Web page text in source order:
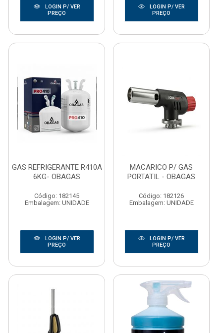
LOGIN P/ VER
PREÇO
LOGIN P/ VER
PREÇO
GAS REFRIGERANTE R410A
6KG- OBAGAS
Código: 182145
Embalagem: UNIDADE
LOGIN P/ VER
PREÇO
MACARICO P/ GAS
PORTATIL - OBAGAS
Código: 182126
Embalagem: UNIDADE
LOGIN P/ VER
PREÇO